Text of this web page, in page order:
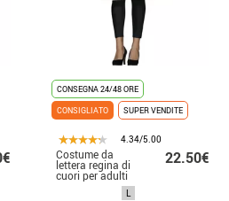
CONSEGNA 24/48 ORE
CONSIGLIATO
SUPER VENDITE
4.34/5.00
Costume da
lettera regina di
cuori per adulti
22.50€
L